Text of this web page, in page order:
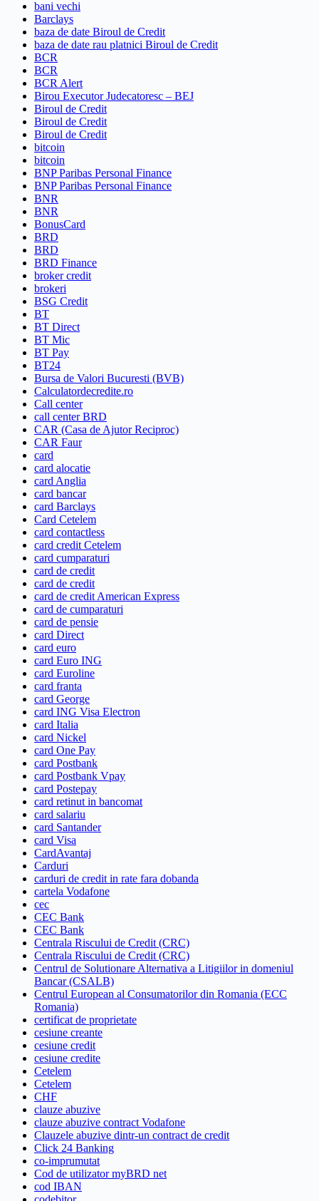
bani vechi
Barclays
baza de date Biroul de Credit
baza de date rau platnici Biroul de Credit
BCR
BCR
BCR Alert
Birou Executor Judecatoresc – BEJ
Biroul de Credit
Biroul de Credit
Biroul de Credit
bitcoin
bitcoin
BNP Paribas Personal Finance
BNP Paribas Personal Finance
BNR
BNR
BonusCard
BRD
BRD
BRD Finance
broker credit
brokeri
BSG Credit
BT
BT Direct
BT Mic
BT Pay
BT24
Bursa de Valori Bucuresti (BVB)
Calculatordecredite.ro
Call center
call center BRD
CAR (Casa de Ajutor Reciproc)
CAR Faur
card
card alocatie
card Anglia
card bancar
card Barclays
Card Cetelem
card contactless
card credit Cetelem
card cumparaturi
card de credit
card de credit
card de credit American Express
card de cumparaturi
card de pensie
card Direct
card euro
card Euro ING
card Euroline
card franta
card George
card ING Visa Electron
card Italia
card Nickel
card One Pay
card Postbank
card Postbank Vpay
card Postepay
card retinut in bancomat
card salariu
card Santander
card Visa
CardAvantaj
Carduri
carduri de credit in rate fara dobanda
cartela Vodafone
cec
CEC Bank
CEC Bank
Centrala Riscului de Credit (CRC)
Centrala Riscului de Credit (CRC)
Centrul de Solutionare Alternativa a Litigiilor in domeniul
Bancar (CSALB)
Centrul European al Consumatorilor din Romania (ECC
Romania)
certificat de proprietate
cesiune creante
cesiune credit
cesiune credite
Cetelem
Cetelem
CHF
clauze abuzive
clauze abuzive contract Vodafone
Clauzele abuzive dintr-un contract de credit
Click 24 Banking
co-imprumutat
Cod de utilizator myBRD net
cod IBAN